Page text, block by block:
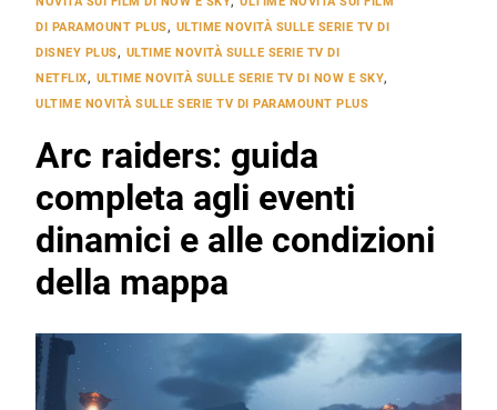
DI PARAMOUNT PLUS, ULTIME NOVITÀ SULLE SERIE TV DI
DISNEY PLUS, ULTIME NOVITÀ SULLE SERIE TV DI
NETFLIX, ULTIME NOVITÀ SULLE SERIE TV DI NOW E SKY,
ULTIME NOVITÀ SULLE SERIE TV DI PARAMOUNT PLUS
Arc raiders: guida
completa agli eventi
dinamici e alle condizioni
della mappa